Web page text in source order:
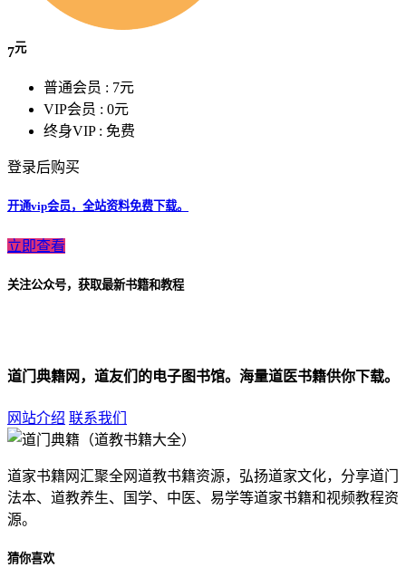
7元
普通会员 : 7元
VIP会员 : 0元
终身VIP : 免费
登录后购买
开通vip会员，全站资料免费下载。
立即查看
关注公众号，获取最新书籍和教程
道门典籍网，道友们的电子图书馆。海量道医书籍供你下载。
网站介绍 联系我们
道家书籍网汇聚全网道教书籍资源，弘扬道家文化，分享道门
法本、道教养生、国学、中医、易学等道家书籍和视频教程资
源。
猜你喜欢